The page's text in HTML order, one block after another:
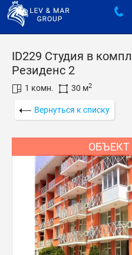
ID229 Студия в
Резиденс 2
1 комн. 30 м2
Вернуться к списку